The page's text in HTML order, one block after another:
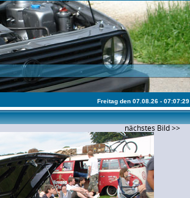
Freitag den 07.08.26 - 07:07:29
nächstes Bild >>